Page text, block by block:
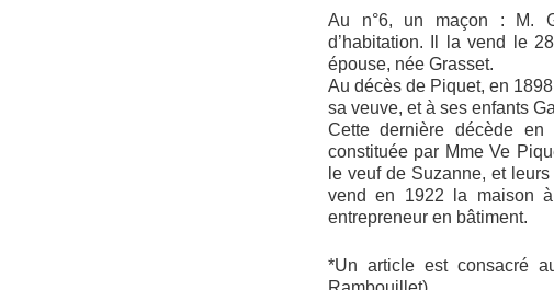
Au n°6, un maçon : M.
d’habitation. Il la vend le
épouse, née Grasset.
Au décès de Piquet, en
sa veuve, et à ses enfants
Cette dernière décède en
constituée par Mme Ve
le veuf de Suzanne, et
vend en 1922 la maison
entrepreneur en bâtiment.
*Un article est consacré